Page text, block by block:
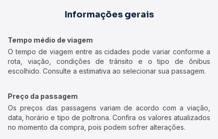
Informações gerais
Tempo médio de viagem
O tempo de viagem entre as cidades pode variar conforme a
rota, viação, condições de trânsito e o tipo de ônibus
escolhido. Consulte a estimativa ao selecionar sua passagem.
Preço da passagem
Os preços das passagens variam de acordo com a viação,
data, horário e tipo de poltrona. Confira os valores atualizados
no momento da compra, pois podem sofrer alterações.